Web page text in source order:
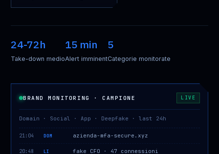
24-72h
Take-down medio
15 min
Alert imminent
5
Categorie monitorate
BRAND MONITORING · CAMPIONE LIVE
Domain · Social · App · Deepfake · last 24h
21:04 DOM azienda-mfa-secure.xyz
20:48 LI fake CFO · 47 connessioni